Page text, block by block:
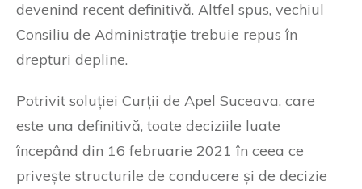
devenind recent definitivă. Altfel spus, vechiul
Consiliu de Administrație trebuie repus în
drepturi depline.
Potrivit soluției Curții de Apel Suceava, care
este una definitivă, toate deciziile luate
începând din 16 februarie 2021 în ceea ce
privește structurile de conducere și de decizie